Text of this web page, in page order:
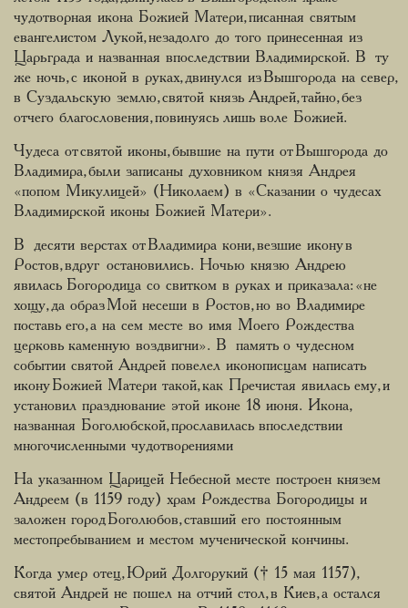
чудотворная икона Божией Матери, писанная святым
евангелистом Лукой, незадолго до того принесенная из
Царьграда и названная впоследствии Владимирской. В ту
же ночь, с иконой в руках, двинулся из Вышгорода на север,
в Суздальскую землю, святой князь Андрей, тайно, без
отчего благословения, повинуясь лишь воле Божией.
Чудеса от святой иконы, бывшие на пути от Вышгорода до
Владимира, были записаны духовником князя Андрея
«попом Микулицей» (Николаем) в «Сказании о чудесах
Владимирской иконы Божией Матери».
В десяти верстах от Владимира кони, везшие икону в
Ростов, вдруг остановились. Ночью князю Андрею
явилась Богородица со свитком в руках и приказала: «не
хощу, да образ Мой несеши в Ростов, но во Владимире
поставь его, а на сем месте во имя Моего Рождества
церковь каменную воздвигни». В память о чудесном
событии святой Андрей повелел иконописцам написать
икону Божией Матери такой, как Пречистая явилась ему, и
установил празднование этой иконе 18 июня. Икона,
названная Боголюбской, прославилась впоследствии
многочисленными чудотворениями
На указанном Царицей Небесной месте построен князем
Андреем (в 1159 году) храм Рождества Богородицы и
заложен город Боголюбов, ставший его постоянным
местопребыванием и местом мученической кончины.
Когда умер отец, Юрий Долгорукий († 15 мая 1157),
святой Андрей не пошел на отчий стол, в Киев, а остался